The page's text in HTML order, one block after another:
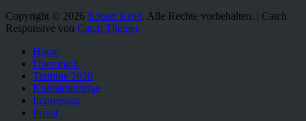
Copyright © 2026 Robert Kröll. Alle Rechte vorbehalten. | Catch
Responsive von Catch Themes
oben
scrollen
Home
Über mich
Termine 2026
Kontaktanzeige
Impressum
Privat